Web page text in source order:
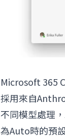
Microsoft 365
採用來自
不同模型處理
為Auto時的預